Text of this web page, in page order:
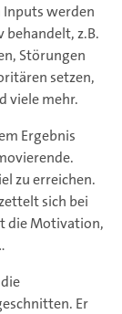
werden
z.B.
Störungen
setzen,
viele mehr.
Ergebnis
zu erreichen.
sich bei
die Motivation,
Er